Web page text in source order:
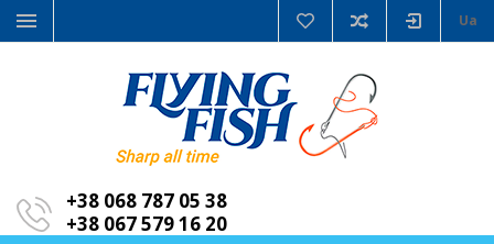
Ua
+38 068 787 05 38
+38 067 579 16 20